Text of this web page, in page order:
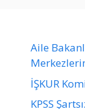
Aile
İŞKUR
KPSS